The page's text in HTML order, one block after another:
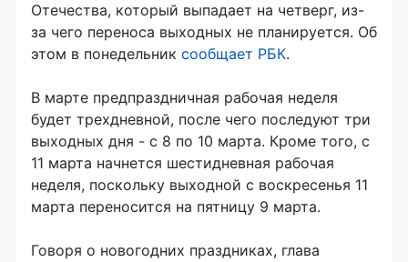
Отечества, который выпадает на четверг, из-
за чего переноса выходных не планируется. Об
этом в понедельник сообщает РБК.
В марте предпраздничная рабочая неделя
будет трехдневной, после чего последуют три
выходных дня - с 8 по 10 марта. Кроме того, с
11 марта начнется шестидневная рабочая
неделя, поскольку выходной с воскресенья 11
марта переносится на пятницу 9 марта.
Говоря о новогодних праздниках, глава